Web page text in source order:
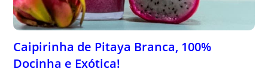
Caipirinha de Pitaya Branca, 100%
Docinha e Exótica!